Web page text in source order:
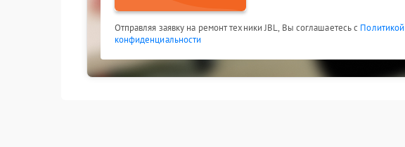
Отправляя заявку на ремонт техники JBL, Вы соглашаетесь с Политикой
конфиденциальности